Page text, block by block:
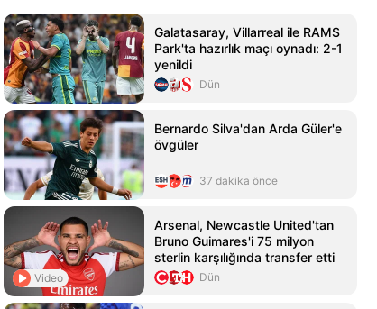
Galatasaray, Villarreal ile RAMS
Park'ta hazırlık maçı oynadı: 2-1
yenildi
Dün
Bernardo Silva'dan Arda Güler'e
övgüler
37 dakika önce
Video
Arsenal, Newcastle United'tan
Bruno Guimares'i 75 milyon
sterlin karşılığında transfer etti
Dün